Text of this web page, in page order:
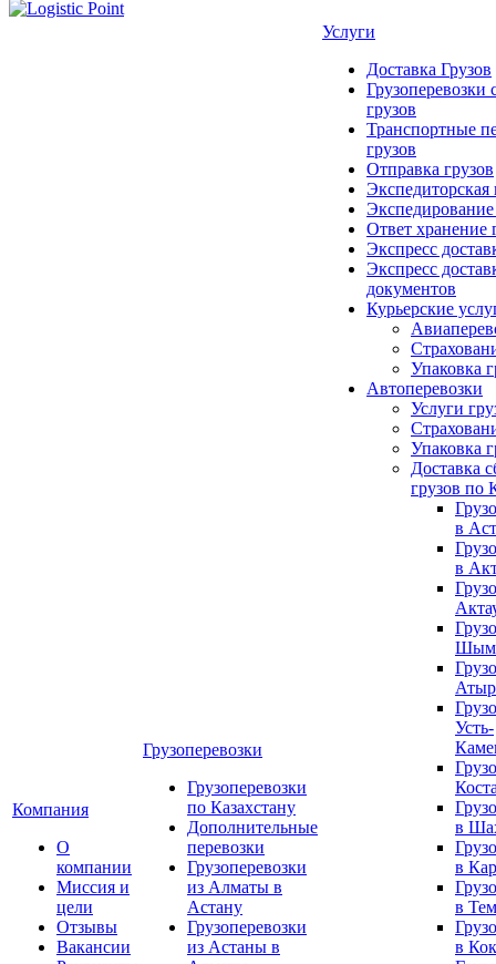
Компания
О
компании
Миссия и
цели
Отзывы
Вакансии
Грузоперевозки
Грузоперевозки
по Казахстану
Дополнительные
перевозки
Грузоперевозки
из Алматы в
Астану
Грузоперевозки
из Астаны в
Услуги
Доставка Грузов
Грузоперевозки
грузов
Транспортные
грузов
Отправка грузов
Экспедиторская
Экспедирование
Ответ хранение
Экспресс
Экспресс
документов
Курьерские
Упаковка
Автоперевозки
Услуги
Упаковка
Доставка
грузов по
в
в
Усть-
в
в
в
в